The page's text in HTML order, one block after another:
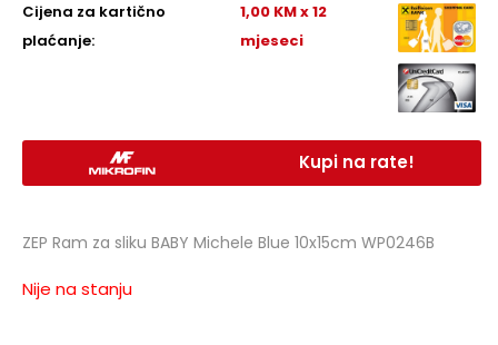
Cijena za kartično
plaćanje:
1,00 KM x 12
mjeseci
Kupi na rate!
ZEP Ram za sliku BABY Michele Blue 10x15cm WP0246B
Nije na stanju